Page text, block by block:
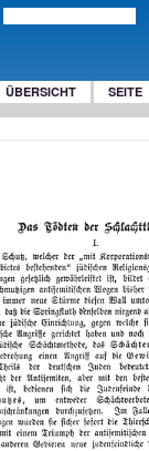
ÜBERSICHT SEITE